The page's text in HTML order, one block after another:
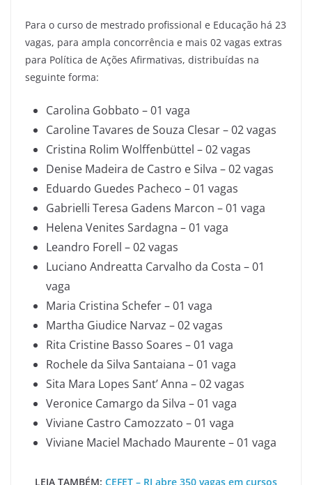
Para o curso de mestrado profissional e Educação há 23
vagas, para ampla concorrência e mais 02 vagas extras
para Política de Ações Afirmativas, distribuídas na
seguinte forma:
Carolina Gobbato – 01 vaga
Caroline Tavares de Souza Clesar – 02 vagas
Cristina Rolim Wolffenbüttel – 02 vagas
Denise Madeira de Castro e Silva – 02 vagas
Eduardo Guedes Pacheco – 01 vagas
Gabrielli Teresa Gadens Marcon – 01 vaga
Helena Venites Sardagna – 01 vaga
Leandro Forell – 02 vagas
Luciano Andreatta Carvalho da Costa – 01
vaga
Maria Cristina Schefer – 01 vaga
Martha Giudice Narvaz – 02 vagas
Rita Cristine Basso Soares – 01 vaga
Rochele da Silva Santaiana – 01 vaga
Sita Mara Lopes Sant’ Anna – 02 vagas
Veronice Camargo da Silva – 01 vaga
Viviane Castro Camozzato – 01 vaga
Viviane Maciel Machado Maurente – 01 vaga
LEIA TAMBÉM: CEFET – RJ abre 350 vagas em cursos